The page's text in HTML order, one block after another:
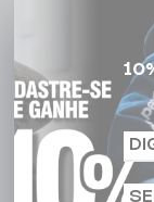
uma peça de
gola em ribana,
urbano. A
forte e visual
personalizadas
Confeccionada